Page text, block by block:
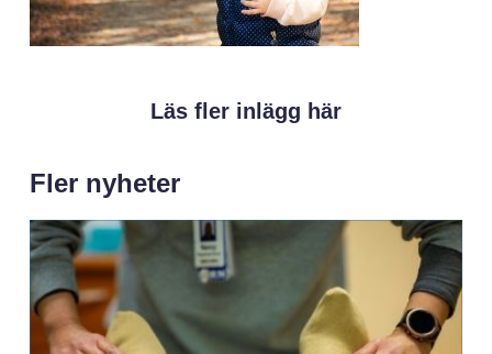
Läs fler inlägg här
Fler nyheter